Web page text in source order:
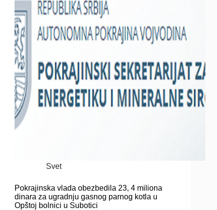
Svet
Pokrajinska vlada obezbedila 23, 4 miliona
dinara za ugradnju gasnog parnog kotla u
Opštoj bolnici u Subotici